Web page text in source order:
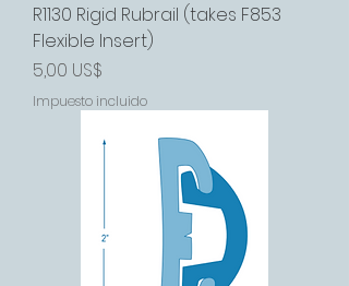
R1130 Rigid Rubrail (takes F853
Flexible Insert)
Precio
5,00 US$
Impuesto incluido